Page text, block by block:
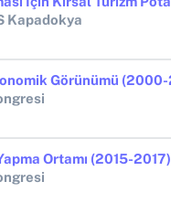
Kapadokya
Ortamı (2015-2017)